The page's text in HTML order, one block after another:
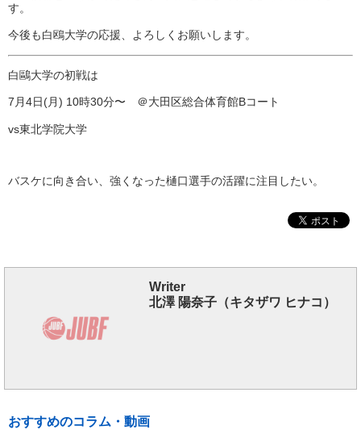
す。
今後も白鴎大学の応援、よろしくお願いします。
白鷗大学の初戦は
7月4日(月) 10時30分〜 ＠大田区総合体育館Bコート
vs東北学院大学
バスケに向き合い、強くなった樋口選手の活躍に注目したい。
Writer
北澤 陽奈子（キタザワ ヒナコ）
おすすめのコラム・動画